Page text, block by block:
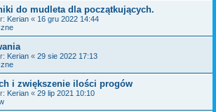
do mudleta dla początkujących.
Kerian « 16 gru 2022 14:44
Kerian « 29 sie 2022 17:13
i zwiększenie ilości progów
Kerian « 29 lip 2021 10:10